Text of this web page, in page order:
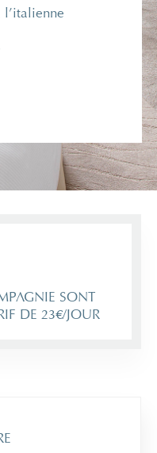
l’italienne
SONT
DE 23€/JOUR